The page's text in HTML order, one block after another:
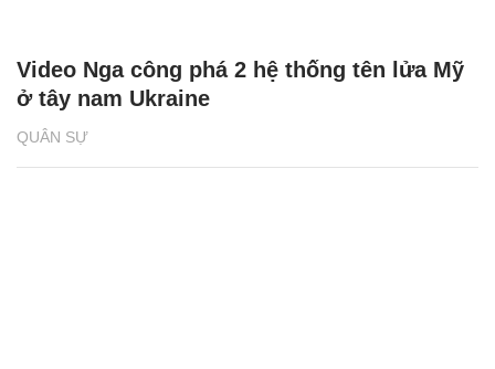
QUÂN SỰ
Video Nga công phá 2 hệ thống tên lửa Mỹ
ở tây nam Ukraine